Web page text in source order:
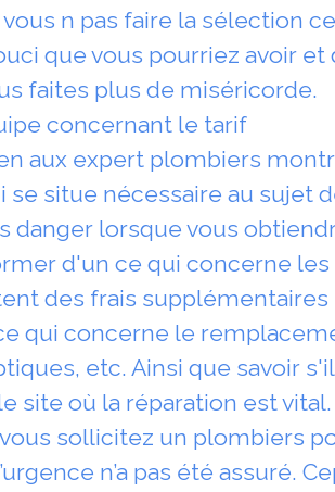
n pas faire la sélection
que vous pourriez avoir et
faites plus de miséricorde.
concernant le tarif
aux expert plombiers
situe nécessaire au sujet
danger lorsque vous
d'un ce qui concerne
des frais supplémentaires
qui concerne le
etc. Ainsi que savoir
site où la réparation est vital.
sollicitez un plombiers
n’a pas été assuré.